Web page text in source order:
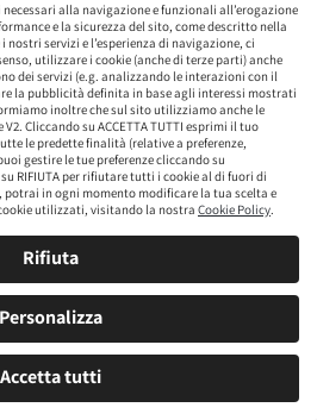
alla navigazione e funzionali all’erogazione
e la sicurezza del sito, come descritto nella
nostri servizi e l’esperienza di navigazione, ci
utilizzare i cookie (anche di terze parti) anche
dei servizi (e.g. analizzando le interazioni con il
la pubblicità definita in base agli interessi mostrati
inoltre che sul sito utilizziamo anche le
Cliccando su ACCETTA TUTTI esprimi il tuo
le predette finalità (relative a preferenze,
gestire le tue preferenze cliccando su
su RIFIUTA per rifiutare tutti i cookie al di fuori di
potrai in ogni momento modificare la tua scelta e
utilizzati, visitando la nostra Cookie Policy.
Rifiuta
Personalizza
Accetta tutti
che desideri,
Prenota un appuntamento